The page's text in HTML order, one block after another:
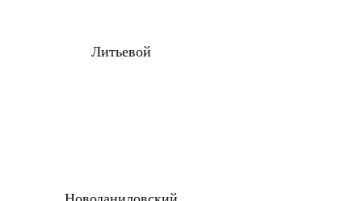
Литьевой